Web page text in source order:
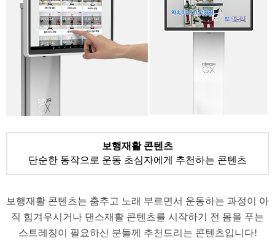
보행재활 콘텐츠
단순한 동작으로 운동 초심자에게 추천하는 콘텐츠
보행재활 콘텐츠는 춤추고 노래 부르면서 운동하는 과정이 아
직 힘겨우시거나 댄스재활 콘텐츠를 시작하기 전 몸을 푸는
스트레칭이 필요하신 분들께 추천드리는 콘텐츠입니다!